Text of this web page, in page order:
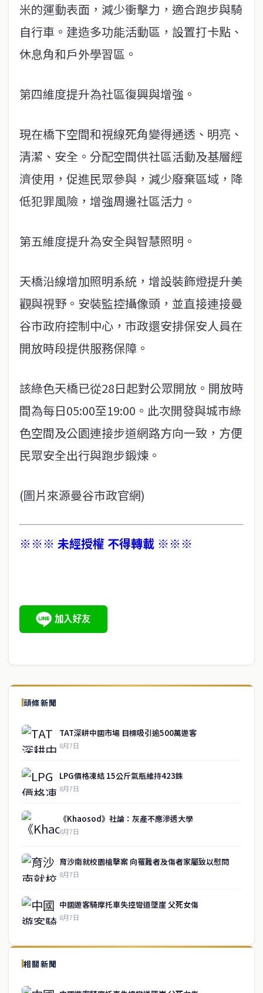
米的運動表面，減少衝擊力，適合跑步與騎
自行車。建造多功能活動區，設置打卡點、
休息角和戶外學習區。
第四維度提升為社區復興與增強。
現在橋下空間和視線死角變得通透、明亮、
清潔、安全。分配空間供社區活動及基層經
濟使用，促進民眾參與，減少廢棄區域，降
低犯罪風險，增強周邊社區活力。
第五維度提升為安全與智慧照明。
天橋沿線增加照明系統，增設裝飾燈提升美
觀與視野。安裝監控攝像頭，並直接連接曼
谷市政府控制中心，市政還安排保安人員在
開放時段提供服務保障。
該綠色天橋已從28日起對公眾開放。開放時
間為每日05:00至19:00。此次開發與城市綠
色空間及公園連接步道網路方向一致，方便
民眾安全出行與跑步鍛煉。
(圖片來源曼谷市政官網)
※※※ 未經授權 不得轉載 ※※※
頭條新聞
TAT深耕中國市場 目標吸引逾500萬遊客
8月7日
LPG價格凍結 15公斤氣瓶維持423銖
8月7日
《Khaosod》社論：灰產不應滲透大學
8月7日
育沙南就校園槍擊案 向罹難者及傷者家屬致以慰問
8月7日
中國遊客騎摩托車失控彎道墜崖 父死女傷
8月7日
相關新聞
service@thaichinesenews.com ↑ 回到頂端